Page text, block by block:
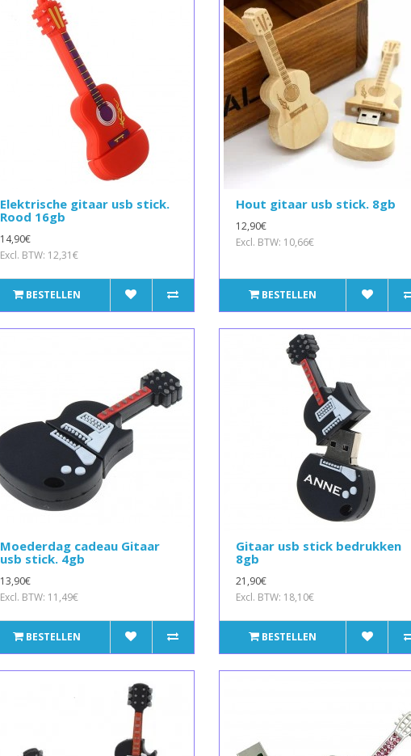
Elektrische gitaar usb stick.
Rood 16gb
14,90€
Excl. BTW: 12,31€
BESTELLEN
Hout gitaar usb stick. 8gb
12,90€
Excl. BTW: 10,66€
BESTELLEN
Moederdag cadeau Gitaar
usb stick. 4gb
13,90€
Excl. BTW: 11,49€
BESTELLEN
Gitaar usb stick bedrukken
8gb
21,90€
Excl. BTW: 18,10€
BESTELLEN